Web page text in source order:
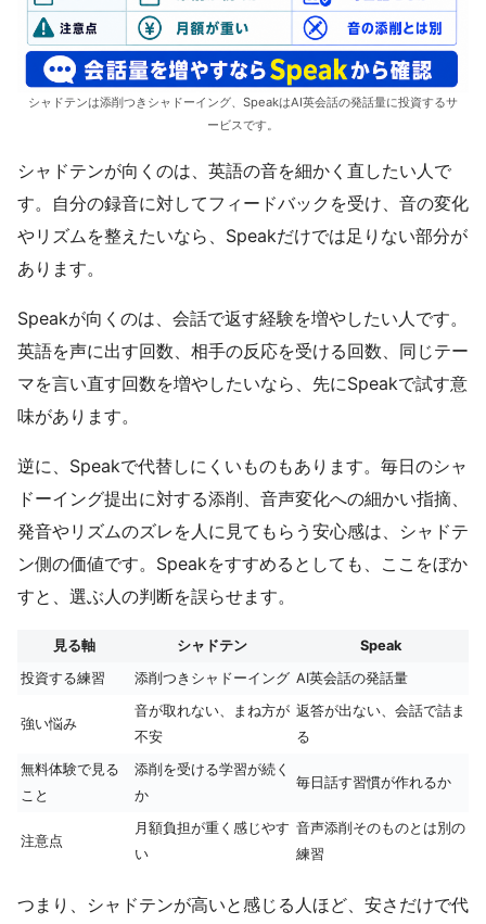
シャドテンは添削つきシャドーイング、SpeakはAI英会話の発話量に投資するサ
ービスです。
シャドテンが向くのは、英語の音を細かく直したい人で
す。自分の録音に対してフィードバックを受け、音の変化
やリズムを整えたいなら、Speakだけでは足りない部分が
あります。
Speakが向くのは、会話で返す経験を増やしたい人です。
英語を声に出す回数、相手の反応を受ける回数、同じテー
マを言い直す回数を増やしたいなら、先にSpeakで試す意
味があります。
逆に、Speakで代替しにくいものもあります。毎日のシャ
ドーイング提出に対する添削、音声変化への細かい指摘、
発音やリズムのズレを人に見てもらう安心感は、シャドテ
ン側の価値です。Speakをすすめるとしても、ここをぼか
すと、選ぶ人の判断を誤らせます。
見る軸 シャドテン
Speak
投資する練習
添削つきシャドーイング AI英会話の発話量
強い悩み
音が取れない、まね方が
不安
返答が出ない、会話で詰ま
る
無料体験で見る
こと
添削を受ける学習が続く
か
毎日話す習慣が作れるか
注意点
月額負担が重く感じやす
い
音声添削そのものとは別の
練習
つまり、シャドテンが高いと感じる人ほど、安さだけで代